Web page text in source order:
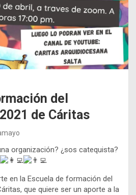
del
de Cáritas
organización? ¿sos catequista?
en la Escuela de formación del
que quiere ser un aporte a la